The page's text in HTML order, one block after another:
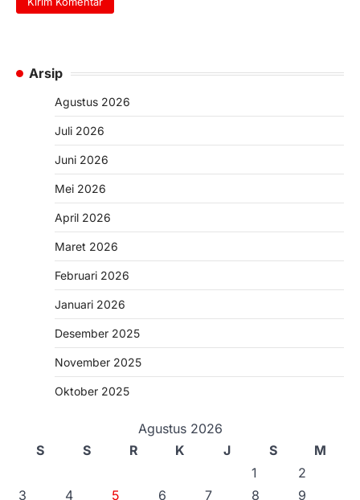
Arsip
Agustus 2026
Juli 2026
Juni 2026
Mei 2026
April 2026
Maret 2026
Februari 2026
Januari 2026
Desember 2025
November 2025
Oktober 2025
Agustus 2026
S
S R K J S
M
1
2
3
4 5 6 7 8 9